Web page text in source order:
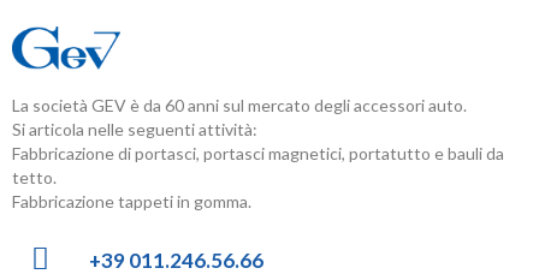
La società GEV è da 60 anni sul mercato degli accessori auto.
Si articola nelle seguenti attività:
Fabbricazione di portasci, portasci magnetici, portatutto e bauli da
tetto.
Fabbricazione tappeti in gomma.
+39 011.246.56.66